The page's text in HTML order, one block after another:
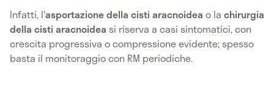
Infatti, l'asportazione della cisti aracnoidea o la chirurgia
della cisti aracnoidea si riserva a casi sintomatici, con
crescita progressiva o compressione evidente; spesso
basta il monitoraggio con RM periodiche.